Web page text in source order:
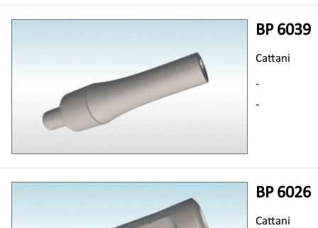
BP 6039
Cattani
-
-
BP 6026
Cattani